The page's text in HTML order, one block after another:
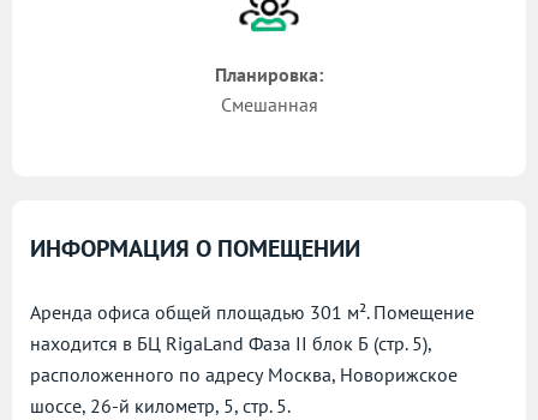
Планировка:
Смешанная
ИНФОРМАЦИЯ О ПОМЕЩЕНИИ
Аренда офиса общей площадью 301 м². Помещение
находится в БЦ RigaLand Фаза II блок Б (стр. 5),
расположенного по адресу Москва, Новорижское
шоссе, 26-й километр, 5, стр. 5.